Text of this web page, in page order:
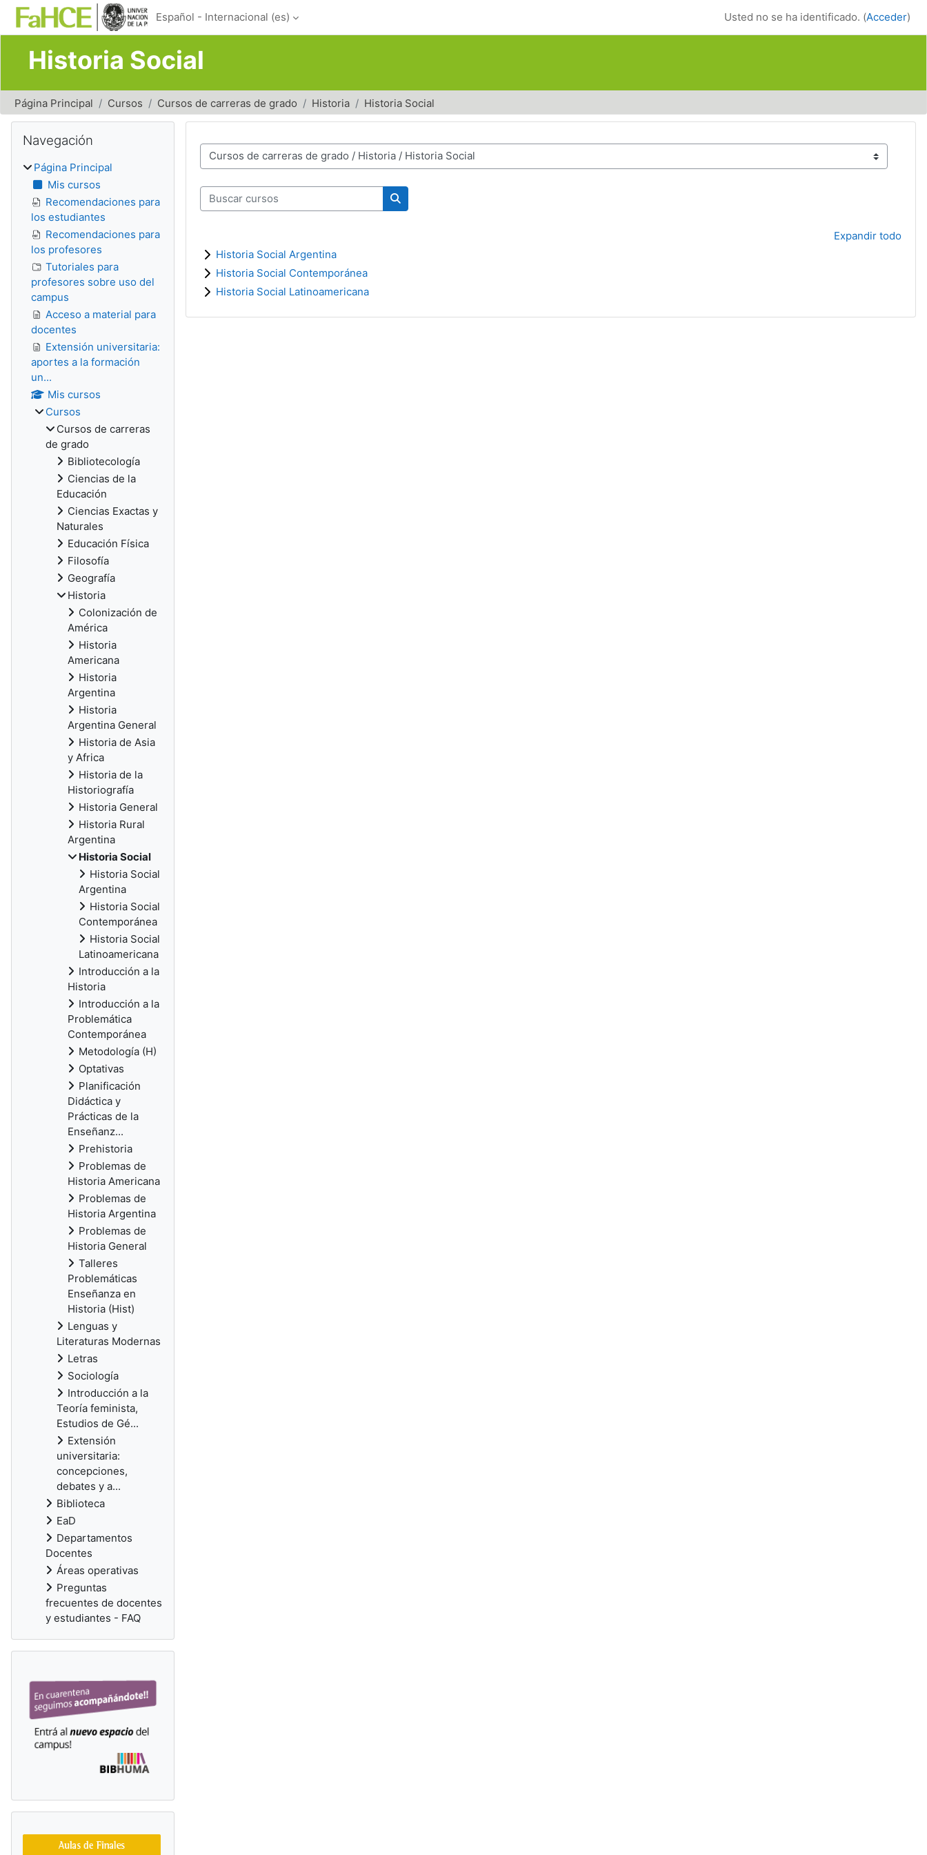
Salta al contenido principal
Español - Internacional ‎(es)‎ Usted no se ha identificado. (Acceder)
Historia Social
Página Principal Cursos Cursos de carreras de grado Historia Historia Social
Categorías
Buscar cursos
Buscar cursos
Expandir todo
Historia Social Argentina
Historia Social Contemporánea
Historia Social Latinoamericana
Bloques
Navegación
Página Principal
Mis cursos
Recomendaciones para
los estudiantes
Recomendaciones para
los profesores
Tutoriales para
profesores sobre uso del
campus
Acceso a material para
docentes
Extensión universitaria:
aportes a la formación
un...
Mis cursos
Cursos
Cursos de carreras
de grado
Bibliotecología
Ciencias de la
Educación
Ciencias Exactas y
Naturales
Educación Física
Filosofía
Geografía
Historia
Colonización de
América
Historia
Americana
Historia
Argentina
Historia
Argentina General
Historia de Asia
y Africa
Historia de la
Historiografía
Historia General
Historia Rural
Argentina
Historia Social
Historia Social
Argentina
Historia Social
Contemporánea
Historia Social
Latinoamericana
Introducción a la
Historia
Introducción a la
Problemática
Contemporánea
Metodología (H)
Optativas
Planificación
Didáctica y
Prácticas de la
Enseñanz...
Prehistoria
Problemas de
Historia Americana
Problemas de
Historia Argentina
Problemas de
Historia General
Talleres
Problemáticas
Enseñanza en
Historia (Hist)
Lenguas y
Literaturas Modernas
Letras
Sociología
Introducción a la
Teoría feminista,
Estudios de Gé...
Extensión
universitaria:
concepciones,
debates y a...
Biblioteca
EaD
Departamentos
Docentes
Áreas operativas
Preguntas
frecuentes de docentes
y estudiantes - FAQ